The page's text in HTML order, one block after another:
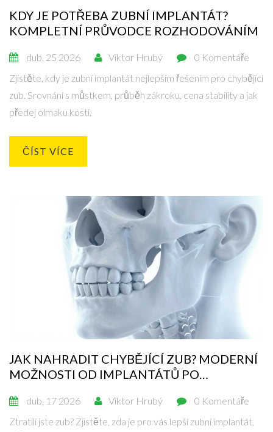
KDY JE POTŘEBA ZUBNÍ IMPLANTÁT?
KOMPLETNÍ PRŮVODCE ROZHODOVÁNÍM
dub, 25 2026 Viktor Hrubý
0 Komentáře
Zjistěte, kdy je zubní implantát nejlepším řešením pro chybějící
zub. Srovnání s můstkem, průběh zákroku, cena stability a jak
předej olmaku kosti.
ČÍST VÍCE
JAK NAHRADIT CHYBĚJÍCÍ ZUB? MODERNÍ
MOŽNOSTI OD IMPLANTÁTŮ PO
dub, 17 2026 Viktor Hrubý
0 Komentáře
Ztratili jste zub? Zjistěte, zda je pro vás lepší zubní implantát,